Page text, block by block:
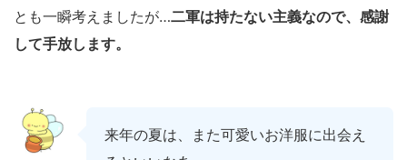
とも一瞬考えましたが…二軍は持たない主義なので、感謝
して手放します。
来年の夏は、また可愛いお洋服に出会え